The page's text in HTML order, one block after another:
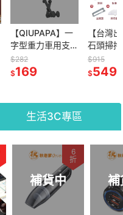
【QIUPAPA】一
字型重力車用支
架 車用手機架 汽
車手機支架 車用
$282
$169
【台灣
石頭掃
配件石
機
$915
$549
生活3C專區
補貨中
6
折
補
83
折
47
折